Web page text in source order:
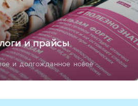
и прайсы
и долгожданное новое